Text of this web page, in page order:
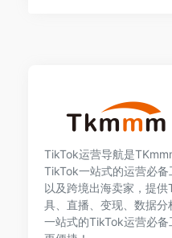
TikTok运营导航是
TikTok一站式的运营必
以及跨境出海卖家，提
具、直播、变现、数据
一站式的TikTok运营必备